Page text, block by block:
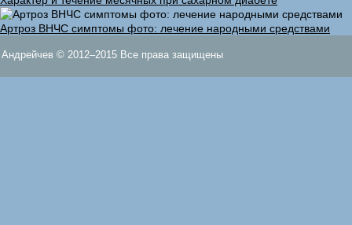
Артроз ВНЧС симптомы фото: лечение народными средствами
Андрейчев © 2012–2015 Все права защищены